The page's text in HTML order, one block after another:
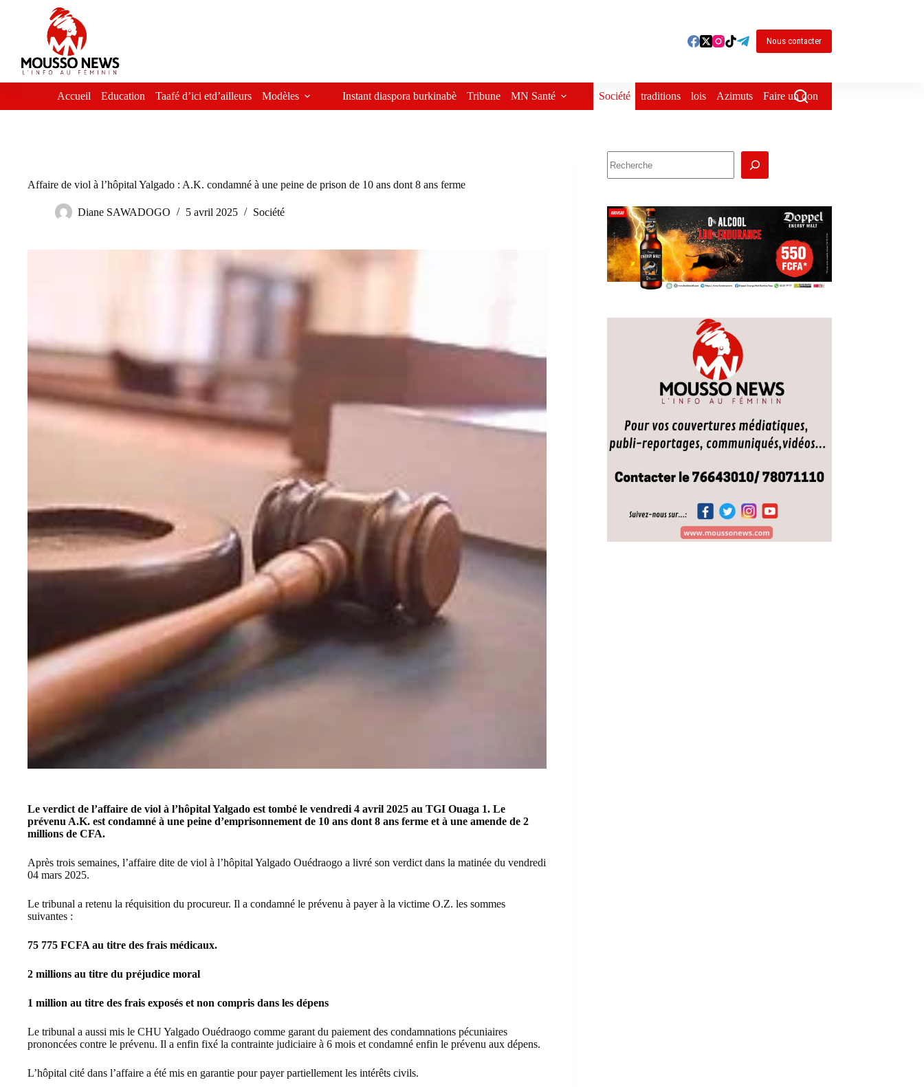
Nous contacter
Accueil Education Taafé d’ici etd’ailleurs Modèles Instant diaspora burkinabè Tribune MN Santé Société traditions lois Azimuts Faire un don
Affaire de viol à l’hôpital Yalgado : A.K. condamné à une peine de prison de 10 ans dont 8 ans ferme
Diane SAWADOGO 5 avril 2025 Société
Le verdict de l’affaire de viol à l’hôpital Yalgado est tombé le vendredi 4 avril 2025 au TGI Ouaga 1. Le
prévenu A.K. est condamné à une peine d’emprisonnement de 10 ans dont 8 ans ferme et à une amende de 2
millions de CFA.
Après trois semaines, l’affaire dite de viol à l’hôpital Yalgado Ouédraogo a livré son verdict dans la matinée du vendredi
04 mars 2025.
Le tribunal a retenu la réquisition du procureur. Il a condamné le prévenu à payer à la victime O.Z. les sommes
suivantes :
75 775 FCFA au titre des frais médicaux.
2 millions au titre du préjudice moral
1 million au titre des frais exposés et non compris dans les dépens
Le tribunal a aussi mis le CHU Yalgado Ouédraogo comme garant du paiement des condamnations pécuniaires
prononcées contre le prévenu. Il a enfin fixé la contrainte judiciaire à 6 mois et condamné enfin le prévenu aux dépens.
L’hôpital cité dans l’affaire a été mis en garantie pour payer partiellement les intérêts civils.